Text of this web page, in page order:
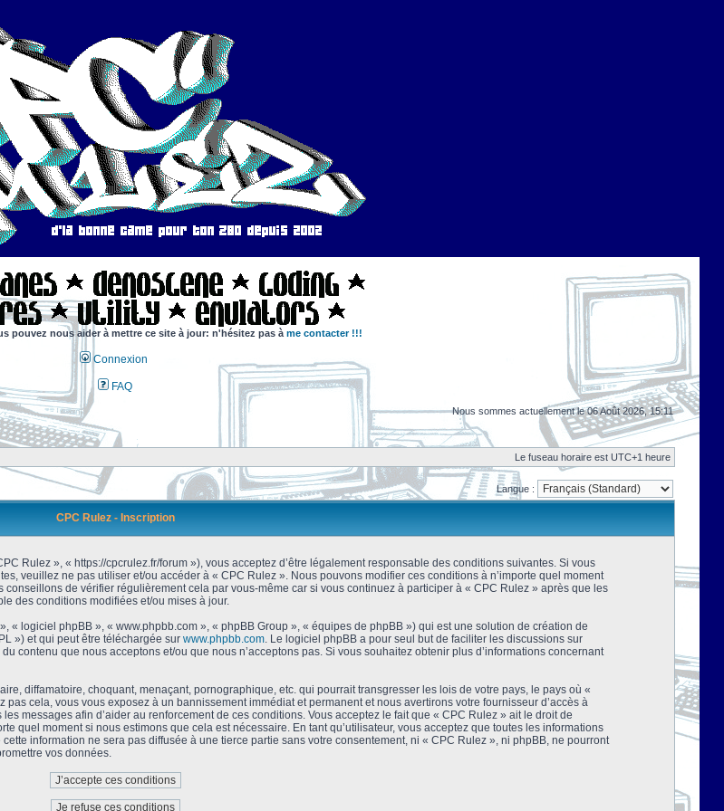
pouvez nous aider à mettre ce site à jour: n'hésitez pas à me contacter !!!
Connexion
FAQ
Nous sommes actuellement le 06 Août 2026, 15:11
Le fuseau horaire est UTC+1 heure
Langue :
CPC Rulez - Inscription
Rulez », « https://cpcrulez.fr/forum »), vous acceptez d’être légalement responsable des conditions suivantes. Si vous
veuillez ne pas utiliser et/ou accéder à « CPC Rulez ». Nous pouvons modifier ces conditions à n’importe quel moment
de vérifier régulièrement cela par vous-même car si vous continuez à participer à « CPC Rulez » après que les
des conditions modifiées et/ou mises à jour.
« logiciel phpBB », « www.phpbb.com », « phpBB Group », « équipes de phpBB ») qui est une solution de création de
») et qui peut être téléchargée sur www.phpbb.com. Le logiciel phpBB a pour seul but de faciliter les discussions sur
contenu que nous acceptons et/ou que nous n’acceptons pas. Si vous souhaitez obtenir plus d’informations concernant
diffamatoire, choquant, menaçant, pornographique, etc. qui pourrait transgresser les lois de votre pays, le pays où «
cela, vous vous exposez à un bannissement immédiat et permanent et nous avertirons votre fournisseur d’accès à
messages afin d’aider au renforcement de ces conditions. Vous acceptez le fait que « CPC Rulez » ait le droit de
quel moment si nous estimons que cela est nécessaire. En tant qu’utilisateur, vous acceptez que toutes les informations
information ne sera pas diffusée à une tierce partie sans votre consentement, ni « CPC Rulez », ni phpBB, ne pourront
vos données.